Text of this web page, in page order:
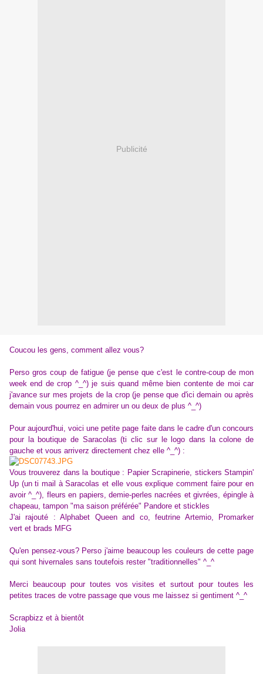
Publicité
Coucou les gens, comment allez vous?
Perso gros coup de fatigue (je pense que c'est le contre-coup de mon
week end de crop ^_^) je suis quand même bien contente de moi car
j'avance sur mes projets de la crop (je pense que d'ici demain ou après
demain vous pourrez en admirer un ou deux de plus ^_^)
Pour aujourd'hui, voici une petite page faite dans le cadre d'un concours
pour la boutique de Saracolas (ti clic sur le logo dans la colone de
gauche et vous arriverz directement chez elle ^_^) :
Vous trouverez dans la boutique : Papier Scrapinerie, stickers Stampin'
Up (un ti mail à Saracolas et elle vous explique comment faire pour en
avoir ^_^), fleurs en papiers, demie-perles nacrées et givrées, épingle à
chapeau, tampon "ma saison préférée" Pandore et stickles
J'ai rajouté : Alphabet Queen and co, feutrine Artemio, Promarker
vert et brads MFG
Qu'en pensez-vous? Perso j'aime beaucoup les couleurs de cette page
qui sont hivernales sans toutefois rester "traditionnelles" ^_^
Merci beaucoup pour toutes vos visites et surtout pour toutes les
petites traces de votre passage que vous me laissez si gentiment ^_^
Scrapbizz et à bientôt
Jolia